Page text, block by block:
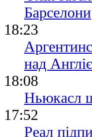
Барселони
18:23
над
18:08
Ньюкасл
17:52
Реал